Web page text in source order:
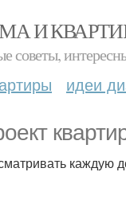
И
советы,
идеи
каждую